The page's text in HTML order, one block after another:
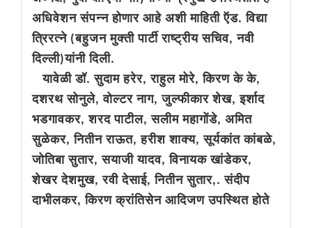
अधिवेशन संपन्न होणार आहे अशी माहिती ऍड. विद्या
त्रिरत्ने (बहुजन मुक्ती पार्टी राष्ट्रीय सचिव, नवी
दिल्ली)यांनी दिली.
यावेळी डॉ. सुदाम हरेर, राहुल मोरे, किरण के के,
दशरथ सोनुले, वोल्टर नाग, जुल्फीकार शेख, इर्शाद
भडगावकर, शरद पाटील, सलीम महागोंडे, अमित
सुळेकर, नितीन राऊत, हरीश शाक्य, सूर्यकांत कांबळे,
जोतिबा सुतार, सयाजी यादव, विनायक खांडेकर,
शेखर देशमुख, रवी देसाई, नितीन सुतार,. संदीप
दाभीलकर, किरण क्रांतिसेन आदिजण उपस्थित होते